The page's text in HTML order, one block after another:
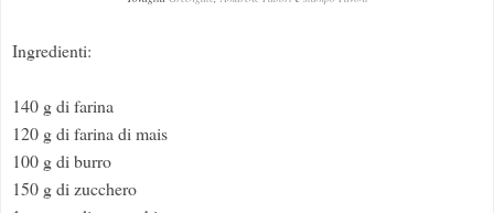
Ingredienti:
140 g di farina
120 g di farina di mais
100 g di burro
150 g di zucchero